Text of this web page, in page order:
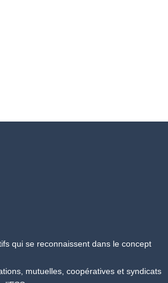
qui se reconnaissent dans le concept
mutuelles, coopératives et syndicats